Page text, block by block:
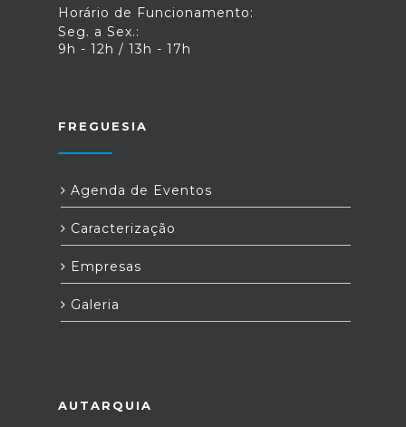
Horário de Funcionamento:
Seg. a Sex.:
9h - 12h / 13h - 17h
FREGUESIA
Agenda de Eventos
Caracterização
Empresas
Galeria
AUTARQUIA